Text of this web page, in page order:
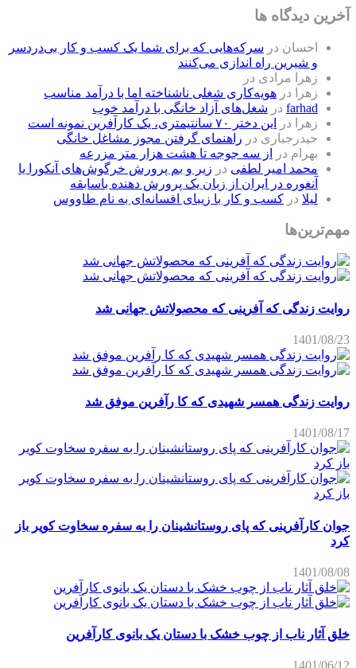
آخرین دیدگاه ها
احسان در سرکه‌هایی که برای شما یک کسب و کار بی‌دردسر
و شیرین راه اندازی می‌کنند
زهرا مرادی در
زهرا
در هویه‌کاری شغلی ناشناخته اما با درآمد مناسب
farhad در شغل‌های آزاد خانگی با درآمد خوب
زهرا
در
این دختر ۷۰ سانتیمتری، یک کارآفرین نمونه است
حیدرجباری در راهنمای گرفتن مجوز مشاغل خانگی
بهرام در
از سه جوجه تا هشت هزار متر مزرعه
محمد امیر لطفی در زیر و بم پرورش خرگوش‌های آنکورا یا
آنغوره در ایران از زبان یک پرورش دهنده باسابقه
لیلا در کسب و کار با زیبای افسانه‌ای به نام طاووس
مهم‌ترین‌ها
روایت زندگی که آفرینی که محصولاتش جهانی شد
1401/08/23
روایت زندگی همسر شهیدی که کا رآفرین موفق شد
1401/08/17
جوان کارآفرینی که پای روستانشینان را به سفره سخاوت کویر باز
کرد
1401/08/08
خلق آثار ناب از چوب خشک با دستان یک بانوی کارآفرین